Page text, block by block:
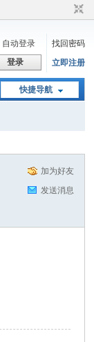
自动登录
找回密码
登录 立即注册
快捷导航
加为好友
发送消息